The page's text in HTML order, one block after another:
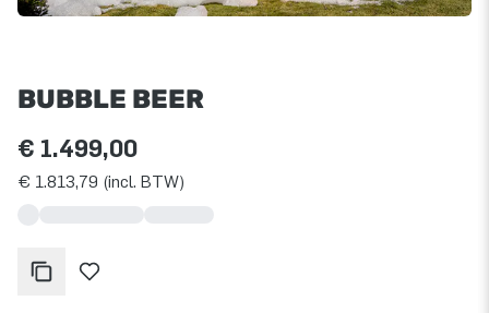
BUBBLE BEER
€ 1.499,00
€ 1.813,79 (incl. BTW)